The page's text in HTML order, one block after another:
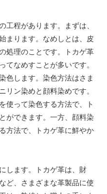
工程があります。まずは、
まります。なめしとは、皮
処理のことです。トカゲ革
てなめすことが多いです。
色します。染色方法はさま
リン染めと顔料染めです。
使って染色する方法で、ト
ができます。一方、顔料染
方法で、トカゲ革に鮮やか
します。トカゲ革は、財
ど、さまざまな革製品に使